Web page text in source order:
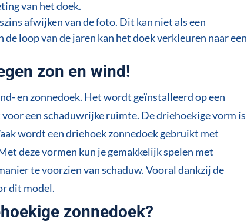
van het doek.
afwijken van de foto. Dit kan niet als een
loop van de jaren kan het doek verkleuren naar een
zon en wind!
en zonnedoek. Het wordt geïnstalleerd op een
een schaduwrijke ruimte. De driehoekige vorm is
wordt een driehoek zonnedoek gebruikt met
deze vormen kun je gemakkelijk spelen met
te voorzien van schaduw. Vooral dankzij de
dit model.
zonnedoek?